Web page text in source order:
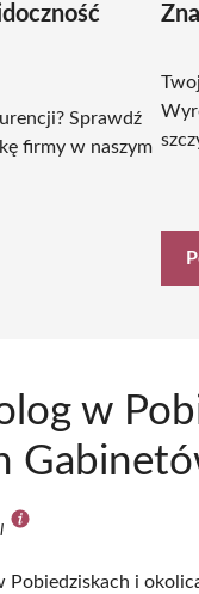
Sprawdź
firmy w naszym
w
i